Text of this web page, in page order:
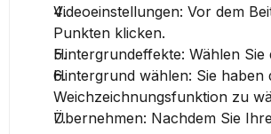
Videoeinstellungen: Vor dem
Punkten klicken.
Hintergrundeffekte: Wählen
Hintergrund wählen
Weichzeichnungsfunktion zu
Übernehmen: Nachdem Sie